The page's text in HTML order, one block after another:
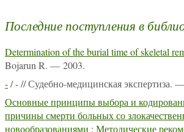
Последние поступления в
Determination of the burial time of skeletal
Bojarun R. — 2003.
-/ - // Судебно-медицинская
Основные принципы выбора и
причины смерти больных со
новообразованиями : Методические